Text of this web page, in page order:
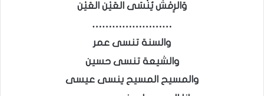
وَالرِمْش يُنْسَى العَيْن العَيْن
……………………
والسنة تنسى عمر
والشيعة تنسى حسين
والمسيح المسيح ينسى عيسى